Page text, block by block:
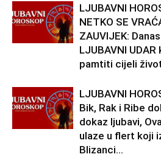
LJUBAVNI
NETKO SE
ZAUVIJEK:
LJUBAVNI
pamtiti cijeli
LJUBAVNI
Bik, Rak i Ribe
dokaz ljubavi,
ulaze u flert koji
Blizanci...